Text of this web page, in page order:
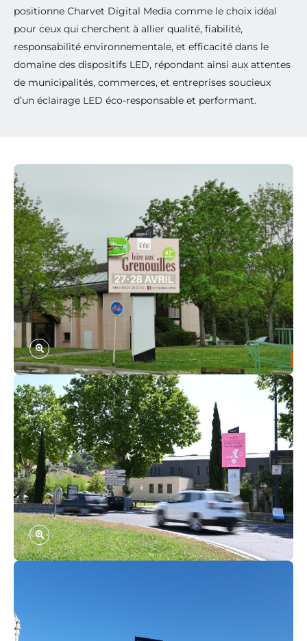
positionne Charvet Digital Media comme le choix idéal
pour ceux qui cherchent à allier qualité, fiabilité,
responsabilité environnementale, et efficacité dans le
domaine des dispositifs LED, répondant ainsi aux attentes
de municipalités, commerces, et entreprises soucieux
d’un éclairage LED éco-responsable et performant.